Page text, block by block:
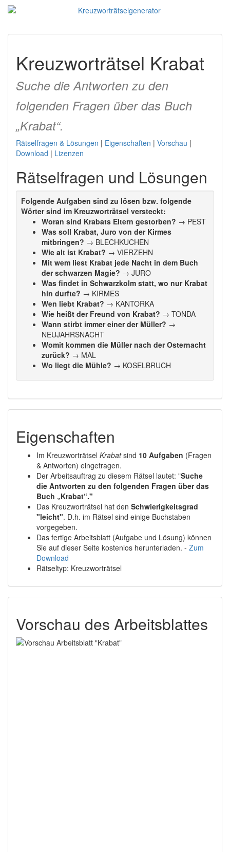
Kreuzworträtsel Krabat
Suche die Antworten zu den
folgenden Fragen über das Buch
„Krabat“.
Rätselfragen & Lösungen | Eigenschaften | Vorschau |
Download | Lizenzen
Rätselfragen und Lösungen
Folgende Aufgaben sind zu lösen bzw. folgende
Wörter sind im Kreuzworträtsel versteckt:
Woran sind Krabats Eltern gestorben? → PEST
Was soll Krabat, Juro von der Kirmes
mitbringen? → BLECHKUCHEN
Wie alt ist Krabat? → VIERZEHN
Mit wem liest Krabat jede Nacht in dem Buch
der schwarzen Magie? → JURO
Was findet in Schwarzkolm statt, wo nur Krabat
hin durfte? → KIRMES
Wen liebt Krabat? → KANTORKA
Wie heißt der Freund von Krabat? → TONDA
Wann stirbt immer einer der Müller? →
NEUJAHRSNACHT
Womit kommen die Müller nach der Osternacht
zurück? → MAL
Wo liegt die Mühle? → KOSELBRUCH
Eigenschaften
Im Kreuzworträtsel Krabatsind 10 Aufgaben (Fragen
& Antworten) eingetragen.
Der Arbeitsauftrag zu diesem Rätsel lautet: "Suche
die Antworten zu den folgenden Fragen über das
Buch „Krabat“."
Das Kreuzworträtsel hat den Schwierigkeitsgrad
"leicht". D.h. im Rätsel sind einige Buchstaben
vorgegeben.
Das fertige Arbeitsblatt (Aufgabe und Lösung) können
Sie auf dieser Seite kostenlos herunterladen. - Zum
Download
Rätseltyp: Kreuzworträtsel
Vorschau des Arbeitsblattes